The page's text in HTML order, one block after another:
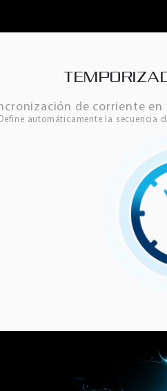
de corriente
Define automáticamente la secuencia